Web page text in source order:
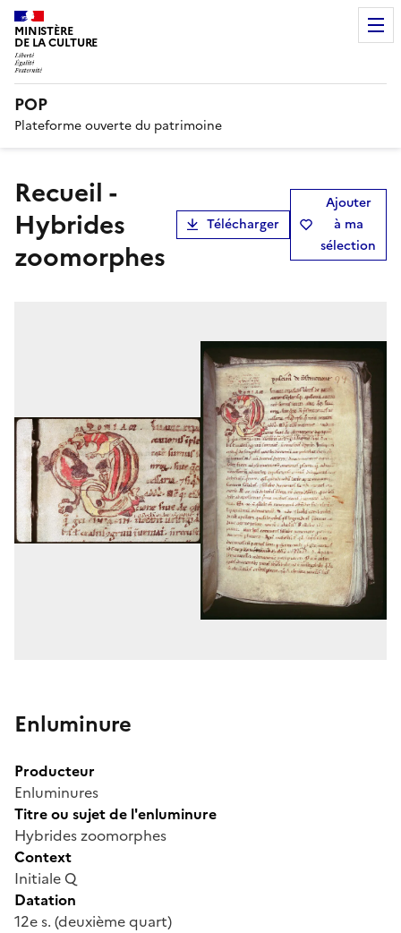
MINISTÈRE
DE LA CULTURE
POP
Plateforme ouverte du patrimoine
Recueil -
Hybrides
zoomorphes
Télécharger
Ajouter
à ma
sélection
Enluminure
Producteur
Enluminures
Titre ou sujet de l'enluminure
Hybrides zoomorphes
Context
Initiale Q
Datation
12e s. (deuxième quart)